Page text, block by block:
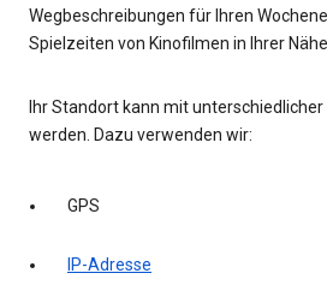
Wegbeschreibungen für Ihren
Spielzeiten von Kinofilmen in Ihrer
Ihr Standort kann mit
werden. Dazu verwenden wir:
GPS
IP-Adresse